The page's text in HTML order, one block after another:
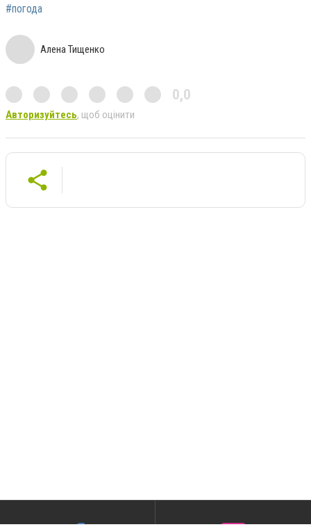
#погода
Алена Тищенко
0,0
Авторизуйтесь, щоб оцінити